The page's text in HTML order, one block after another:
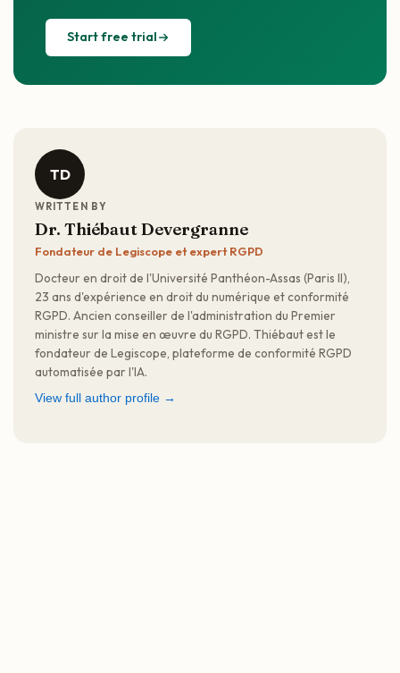
Start free trial
TD
WRITTEN BY
Dr. Thiébaut Devergranne
Fondateur de Legiscope et expert RGPD
Docteur en droit de l'Université Panthéon-Assas (Paris II),
23 ans d'expérience en droit du numérique et conformité
RGPD. Ancien conseiller de l'administration du Premier
ministre sur la mise en œuvre du RGPD. Thiébaut est le
fondateur de Legiscope, plateforme de conformité RGPD
automatisée par l'IA.
View full author profile →